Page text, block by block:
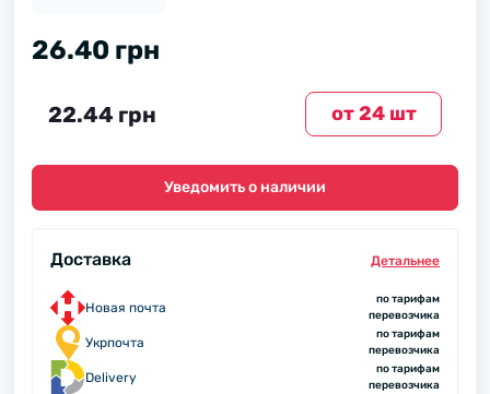
26.40 грн
от 24 шт
22.44 грн
Уведомить о наличии
Доставка Детальнее
Новая почта
по тарифам
перевозчика
Укрпочта
по тарифам
перевозчика
Delivery
по тарифам
перевозчика